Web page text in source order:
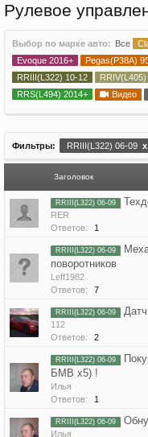
Рулевое
Выбор по марке авто: Все
Evoque 2016+
Pegas(P38A)
RRIII(L322) 10-12
RRS(L494) 2014+
Видео
Фильтры: RRIII(L322) 06-09 x
Заголовок
RRIII(L322) 06-09
RER
Ответов:
1
RRIII(L322) 06-09
поворотников
Leff1982
Ответов:
7
RRIII(L322) 06-09
112
Ответов:
2
RRIII(L322) 06-09
БМВ х5) !
Илья
Ответов:
1
RRIII(L322) 06-09
Илья